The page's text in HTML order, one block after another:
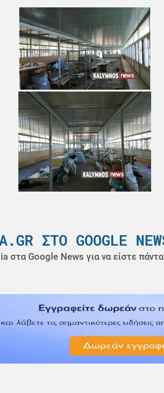
ΣΤΟ GOOGLE
Google News για να είστε